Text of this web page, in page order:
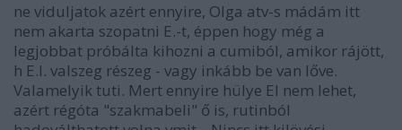
ne viduljatok azért ennyire, Olga atv-s mádám itt
nem akarta szopatni E.-t, éppen hogy még a
legjobbat próbálta kihozni a cumiból, amikor rájött,
h E.I. valszeg részeg - vagy inkább be van lőve.
Valamelyik tuti. Mert ennyire hülye EI nem lehet,
azért régóta "szakmabeli" ő is, rutinból